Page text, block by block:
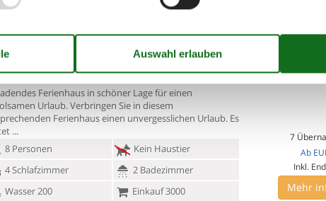
- Kvie See - 6823 - Ansager
Ferienhaus in schöner Lage für einen
Urlaub. Verbringen Sie in diesem
Ferienhaus einen unvergesslichen Urlaub. Es
8 Personen
Kein Haustier
4 Schlafzimmer
2 Badezimmer
Wasser 200
Einkauf 3000
7
Ab
Inkl.
Mehr